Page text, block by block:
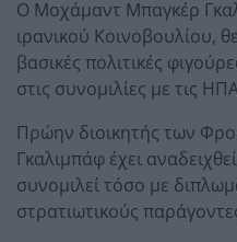
Ο Μοχάμαντ Μπαγκέρ
ιρανικού Κοινοβουλίου,
βασικές πολιτικές
στις συνομιλίες με τις
Πρώην διοικητής των
Γκαλιμπάφ έχει
συνομιλεί τόσο με
στρατιωτικούς